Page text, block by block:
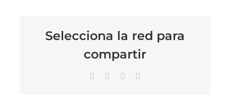
Selecciona la red para
compartir
Facebook LinkedIn